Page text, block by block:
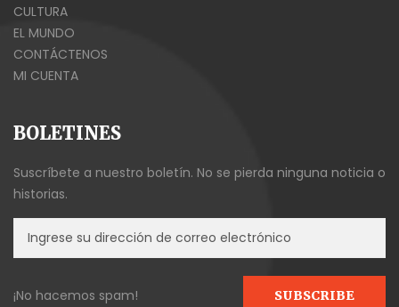
CULTURA
EL MUNDO
CONTÁCTENOS
MI CUENTA
BOLETINES
Suscríbete a nuestro boletín. No se pierda ninguna noticia o
historias.
¡No hacemos spam!